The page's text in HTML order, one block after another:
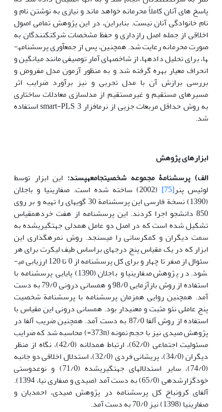
پاسخ های آنان کاملاً محرمانه خواهد ماند و نیازی به نوشتن نام و
نام خانوادگی آنان نیست. بنابراین، در این پژوهش تمامی اصول
اخلاقی از جمله اصل رازداری و حفظ مشخصات شرکت­کنندگان به
صورت محرمانه رعایت شد. همچنین، پس از جمع­آوری پرسشنامه­
ها، برای تحلیل داده­ها، از شاخص­های آمار توصیفی مانند میانگین و
انحراف معیار بهره گرفته شد و به منظور آزمون مدل مفروض و
بررسی برازش آن با مدل تجربی و نیز برآورد ضرایب اثر
مسیرهای مستقیم و غیرمستقیم از مدل­سازی معادلات ساختاری
به روش حداقل مربعات جزیی از نرم­افزار smart-PLS 3 استفاده
شد.
ابزارهای پژوهش
الف) پرسشنامۀ مجموعه شخصیت­جامعه­پسند: این ابزار توسط
لوئیس پنر[75]
(2002) ساخته شده است. صفاری­نیا و باجلان
(1390) نسخة فارسی این پرسشنامة 30 گویه­ای را تهیه و بر روی
850 دانشجو اجرا کردند. این پرسشنامه از هفت خرده­مقیاس
تشکیل شده است که در اصل دو عامل همدلی جهت­گیری­شده به
سمت دیگران و کمک­رسانی را می­سنجد. روش نمره­گذاری این
ابزار که در یک مقیاس پنج درجه­ای براساس طیف لیکرت برای هر
سئوال از صفر تا چهار و برای کل پرسشنامه از 0 تا 120 ارزیابی می­
شود. در پژوهش صفاری­نیا و باجلان (1390) پایایی پرسشنامه با
استفاده از روش بازآزمایی 98/0 و همسانی درونی 79/0 به دست
آمد. همچنین روایی همزمان پرسشنامه با پرسشنامة شخصیت
پنج عاملی نئو مثبت و معنی­دار بود. همسانی درونی این مقیاس با
استفاده از روش آلفا 87/0 به دست آمد. همچنین ضریب آلفا در
پژوهش صیدی نیز با حجم نمونه (373n=) محاسبه شد که ضرایب
مسئولیت اجتماعی (62/0)، ارتباط همدلانه (42/0)، نگاه از منظر
دیگران (34/0)، پریشانی فردی (32/0)، استدلال اخلاقی دو جانبه
(74/0)، سایر استدلال­های جهت­گیری­شده (71/0) و نوعدوستی
خودگزارش­دهی (65/0) به دست آمد (صیدی و صفاری نیا، 1394).
آلفای کرونباخ کل پرسشنامه در پژوهش صیدی، احمدیان و
صفاری­نیا (1398) نیز 70/0 به دست آمد.